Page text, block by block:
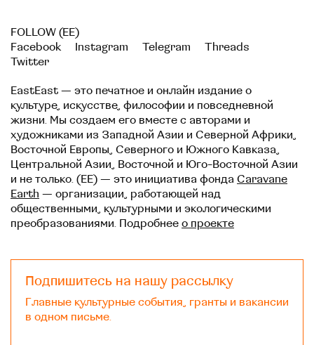
FOLLOW (EE)
Facebook
Instagram Telegram
Threads
Twitter
EastEast — это печатное и онлайн издание о
культуре, искусстве, философии и повседневной
жизни. Мы создаем его вместе с авторами и
художниками из Западной Азии и Северной Африки,
Восточной Европы, Северного и Южного Кавказа,
Центральной Азии, Восточной и Юго-Восточной Азии
и не только. (EE) — это инициатива фонда Caravane
Earth — организации, работающей над
общественными, культурными и экологическими
преобразованиями. Подробнее о проекте
Подпишитесь на нашу рассылку
Главные культурные события, гранты и вакансии
в одном письме.